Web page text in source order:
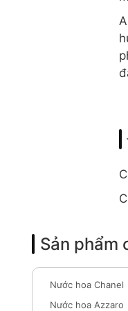
Sản phẩm
Nước hoa Chanel
Nước hoa Azzaro